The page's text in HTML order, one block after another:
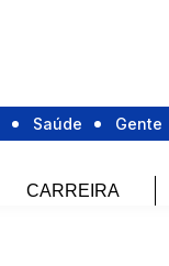
Saúde Gente
CARREIRA